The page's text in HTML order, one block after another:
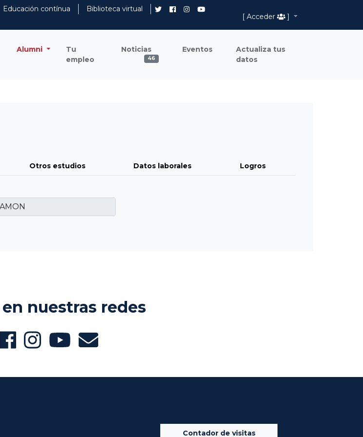
Educación contínua
Biblioteca virtual
[ Acceder
]
Alumni
Tu
empleo
Noticias
46
Eventos
Actualiza tus
datos
Otros estudios Datos laborales Logros
nuestras redes
Contador de visitas